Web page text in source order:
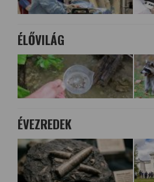
ÉLŐVILÁG
ÉVEZREDEK